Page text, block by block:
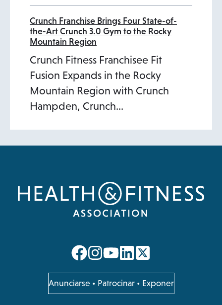
Crunch Franchise Brings Four State-of-
the-Art Crunch 3.0 Gym to the Rocky
Mountain Region
Crunch Fitness Franchisee Fit
Fusion Expands in the Rocky
Mountain Region with Crunch
Hampden, Crunch…
opens
a
new
opens
a
new
opens
a
new
opens
a
new
Anunciarseopens
in
• Patrocinar• Exponer